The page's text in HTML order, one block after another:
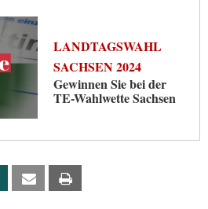
LANDTAGSWAHL
SACHSEN 2024
Gewinnen Sie bei der
TE-Wahlwette Sachsen
Xing Email